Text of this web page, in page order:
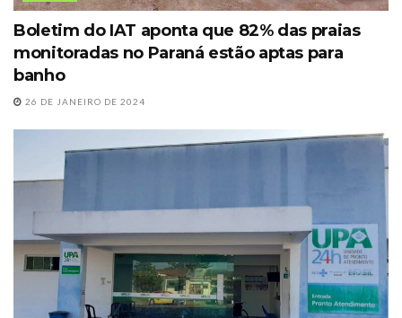
Boletim do IAT aponta que 82% das praias
monitoradas no Paraná estão aptas para
banho
26 DE JANEIRO DE 2024